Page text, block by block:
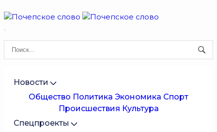
Новости
Общество Политика Экономика Спорт
Происшествия Культура
Спецпроекты